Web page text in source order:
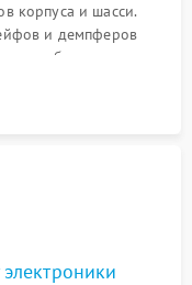
корпуса и шасси.
и демпферов
объектива,
Установка новых